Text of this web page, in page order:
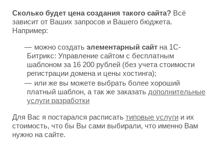
Сколько будет цена создания такого сайта? Всё
зависит от Ваших запросов и Вашего бюджета.
Например:
можно создать элементарный сайт на 1С-
Битрикс: Управление сайтом с бесплатным
шаблоном за 16 200 рублей (без учета стоимости
регистрации домена и цены хостинга);
или же вы можете выбрать более хороший
платный шаблон, а так же заказать дополнительные
услуги разработки
Для Вас я постарался расписать типовые услуги и их
стоимость, что бы Вы сами выбирали, что именно Вам
нужно на сайте.